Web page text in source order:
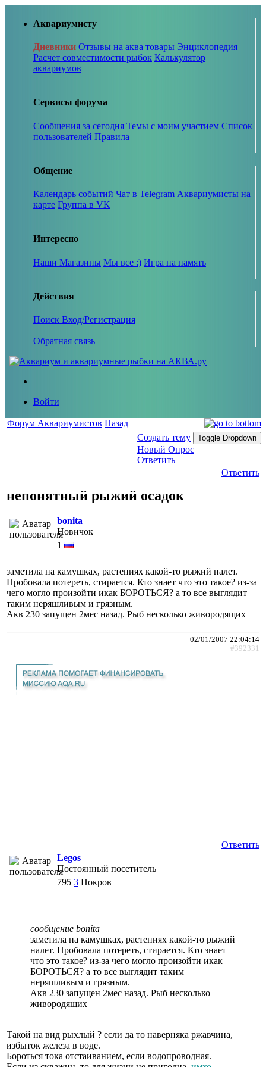
Аквариумисту
Дневники Отзывы на аква товары Энциклопедия
Расчет совместимости рыбок Калькулятор
аквариумов
Сервисы форума
Сообщения за сегодня Темы с моим участием Список
пользователей Правила
Общение
Календарь событий Чат в Telegram Аквариумисты на
карте Группа в VK
Интересно
Наши Магазины Мы все :) Игра на память
Действия
Поиск Вход/Регистрация
Обратная связь
Войти
Форум Аквариумистов Назад
Создать тему
Toggle Dropdown
Новый Опрос
Ответить
Ответить
непонятный рыжий осадок
bonita
Новичок
1
заметила на камушках, растениях какой-то рыжий налет.
Пробовала потереть, стирается. Кто знает что это такое? из-за
чего могло произойти икак БОРОТЬСЯ? а то все выглядит
таким неряшливым и грязным.
Акв 230 запущен 2мес назад. Рыб несколько живородящих
02/01/2007 22:04:14
#392331
Ответить
Legos
Постоянный посетитель
795 3 Покров
сообщение bonita
заметила на камушках, растениях какой-то рыжий
налет. Пробовала потереть, стирается. Кто знает
что это такое? из-за чего могло произойти икак
БОРОТЬСЯ? а то все выглядит таким
неряшливым и грязным.
Акв 230 запущен 2мес назад. Рыб несколько
живородящих
Такой на вид рыхлый ? если да то наверняка ржавчина,
избыток железа в воде.
Бороться тока отстаиванием, если водопроводная.